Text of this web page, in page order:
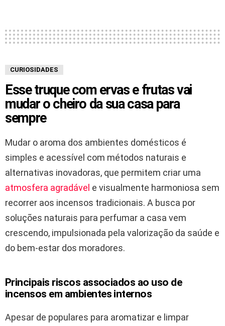
CURIOSIDADES
Esse truque com ervas e frutas vai
mudar o cheiro da sua casa para
sempre
Mudar o aroma dos ambientes domésticos é
simples e acessível com métodos naturais e
alternativas inovadoras, que permitem criar uma
atmosfera agradável e visualmente harmoniosa sem
recorrer aos incensos tradicionais. A busca por
soluções naturais para perfumar a casa vem
crescendo, impulsionada pela valorização da saúde e
do bem-estar dos moradores.
Principais riscos associados ao uso de
incensos em ambientes internos
Apesar de populares para aromatizar e limpar